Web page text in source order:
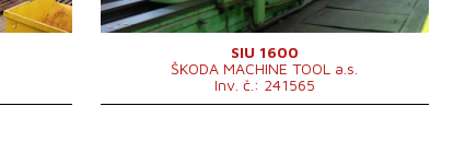
Rozměry d x š x v
12000 x 2800 x 2400
mm
46200 kg
Řídící systém
ano
Řídící systém Siemens
Sinumerik 802 C
SIU 1600
ŠKODA MACHINE TOOL a.s.
Inv. č.: 241565